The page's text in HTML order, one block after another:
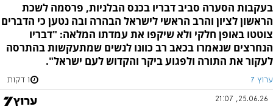
בעקבות הסערה סביב דבריו בכנס הבלניות, פרסמה לשכת
הראשון לציון והרב הראשי לישראל הבהרה ובה נטען כי הדברים
צוטטו באופן חלקי ולא שיקפו את עמדתו המלאה: "דבריו
הנחרצים שנאמרו בכאב רב כוונו לנשים שמתעקשות בהתרסה
לעקור את התורה ולפגוע ביקר והקדוש לעם ישראל".
ערוץ 7 1 דקות
25.06.26, 21:07